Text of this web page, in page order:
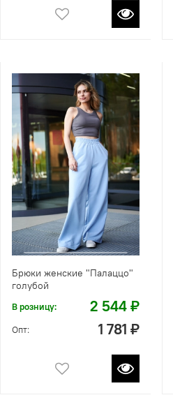
Брюки женские "Палаццо"
голубой
В розницу: 2 544 ₽
Опт: 1 781 ₽